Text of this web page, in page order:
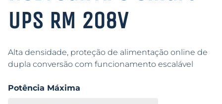
UPS RM 208V
Alta densidade, proteção de alimentação online de
dupla conversão com funcionamento escalável
Potência Máxima